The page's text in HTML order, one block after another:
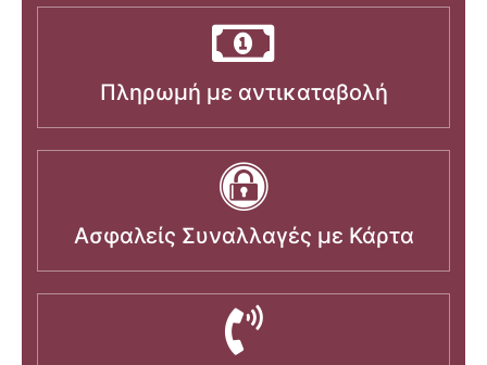
Πληρωμή με αντικαταβολή
Ασφαλείς Συναλλαγές με Κάρτα